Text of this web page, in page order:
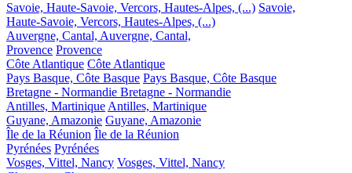
Savoie, Haute-Savoie, Vercors, Hautes-Alpes, (...) Savoie,
Haute-Savoie, Vercors, Hautes-Alpes, (...)
Auvergne, Cantal, Auvergne, Cantal,
Provence Provence
Côte Atlantique Côte Atlantique
Pays Basque, Côte Basque Pays Basque, Côte Basque
Bretagne - Normandie Bretagne - Normandie
Antilles, MartiniqueAntilles, Martinique
Guyane, Amazonie Guyane, Amazonie
Île de la Réunion Île de la Réunion
Pyrénées Pyrénées
Vosges, Vittel, Nancy Vosges, Vittel, Nancy